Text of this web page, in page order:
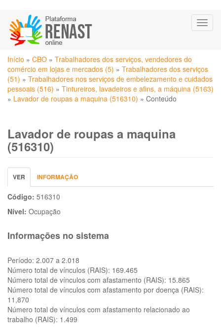
para
conteúdo
principal
Você
está
aqui
Início » CBO » Trabalhadores dos serviços, vendedores do
comércio em lojas e mercados (5) » Trabalhadores dos serviços
(51) » Trabalhadores nos serviços de embelezamento e cuidados
pessoais (516) » Tintureiros, lavadeiros e afins, a máquina (5163)
» Lavador de roupas a maquina (516310) » Conteúdo
Lavador de roupas a maquina
(516310)
Abas
primárias
VER (ABA
ATIVA)
INFORMAÇÃO
Código: 516310
Nível: Ocupação
Informações no sistema
Período: 2.007 a 2.018
Número total de vínculos (RAIS): 169.465
Número total de vínculos com afastamento (RAIS): 15.865
Número total de vínculos com afastamento por doença (RAIS):
11,870
Número total de vínculos com afastamento relacionado ao
trabalho (RAIS): 1.499